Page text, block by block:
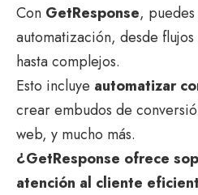
Con GetResponse,
automatización, desde
hasta complejos.
Esto incluye automatizar
crear embudos de
web, y mucho más.
¿GetResponse ofrece
atención al cliente